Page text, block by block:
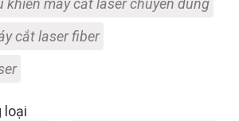
khiển máy cắt laser chuyên dùng
cắt laser fiber
loại